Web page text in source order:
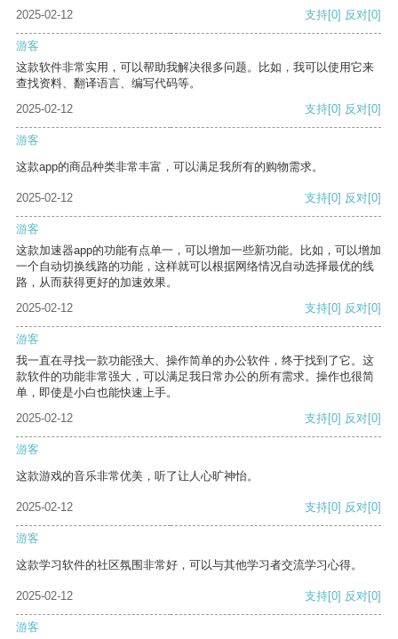
2025-02-12 支持[0] 反对[0]
游客
这款软件非常实用，可以帮助我解决很多问题。比如，我可以使用它来
查找资料、翻译语言、编写代码等。
2025-02-12
支持[0] 反对[0]
游客
这款app的商品种类非常丰富，可以满足我所有的购物需求。
2025-02-12 支持[0] 反对[0]
游客
这款加速器app的功能有点单一，可以增加一些新功能。比如，可以增加
一个自动切换线路的功能，这样就可以根据网络情况自动选择最优的线
路，从而获得更好的加速效果。
2025-02-12
支持[0] 反对[0]
游客
我一直在寻找一款功能强大、操作简单的办公软件，终于找到了它。这
款软件的功能非常强大，可以满足我日常办公的所有需求。操作也很简
单，即使是小白也能快速上手。
2025-02-12
支持[0] 反对[0]
游客
这款游戏的音乐非常优美，听了让人心旷神怡。
2025-02-12 支持[0] 反对[0]
游客
这款学习软件的社区氛围非常好，可以与其他学习者交流学习心得。
2025-02-12 支持[0] 反对[0]
游客